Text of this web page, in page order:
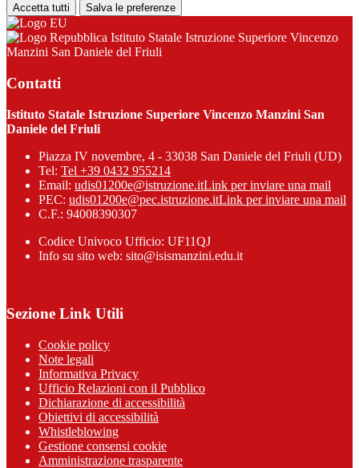
Accetta tutti Salva le preferenze
Istituto Statale Istruzione Superiore Vincenzo
Manzini San Daniele del Friuli
Contatti
Istituto Statale Istruzione Superiore Vincenzo Manzini San
Daniele del Friuli
Piazza IV novembre, 4 - 33038 San Daniele del Friuli (UD)
Tel: Tel +39 0432 955214
Email: udis01200e@istruzione.itLink per inviare una mail
PEC: udis01200e@pec.istruzione.itLink per inviare una mail
C.F.: 94008390307
Codice Univoco Ufficio: UF11QJ
Info su sito web: sito@isismanzini.edu.it
Sezione Link Utili
Cookie policy
Note legali
Informativa Privacy
Ufficio Relazioni con il Pubblico
Dichiarazione di accessibilità
Obiettivi di accessibilità
Whistleblowing
Gestione consensi cookie
Amministrazione trasparente